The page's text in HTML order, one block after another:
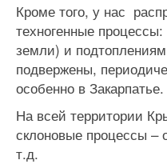
Кроме того, у нас
техногенные
земли) и
подвержены,
особенно в Закарпатье.
На всей территории
склоновые процессы –
т.д.